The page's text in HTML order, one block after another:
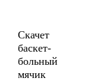
Скачет
баскет-
больный
мячик